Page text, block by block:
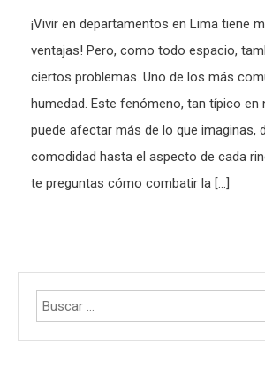
¡Vivir en departamentos en Lima tiene
ventajas! Pero, como todo espacio,
ciertos problemas. Uno de los más
humedad. Este fenómeno, tan típico en
puede afectar más de lo que imaginas,
comodidad hasta el aspecto de cada
te preguntas cómo combatir la […]